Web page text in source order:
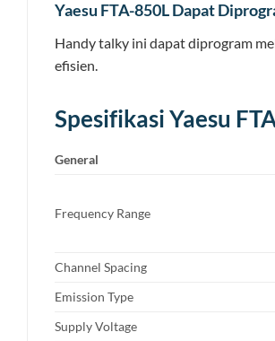
Yaesu FTA-850L Dapat
Handy talky ini dapat diprogram
efisien.
Spesifikasi Yaesu
General
Frequency Range
Channel Spacing
Emission Type
Supply Voltage